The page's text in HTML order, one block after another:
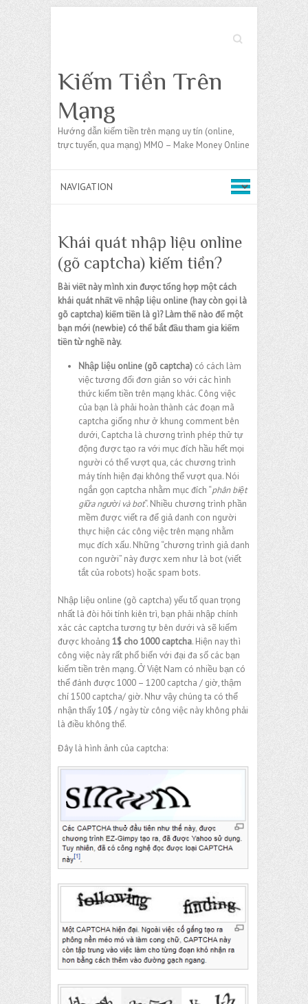
Search
Kiếm Tiền Trên
Mạng
Hướng dẫn kiếm tiền trên mạng uy tín (online,
trực tuyến, qua mạng) MMO – Make Money Online
Khái quát nhập liệu online
(gõ captcha) kiếm tiền?
Bài viết này mình xin được tổng hợp một cách
khái quát nhất về nhập liệu online (hay còn gọi là
gõ captcha) kiếm tiền là gì? Làm thế nào để một
bạn mới (newbie) có thể bắt đầu tham gia kiếm
tiền từ nghề này.
Nhập liệu online (gõ captcha) có cách làm
việc tương đối đơn giản so với các hình
thức kiếm tiền trên mạng khác. Công việc
của bạn là phải hoàn thành các đoạn mã
captcha giống như ở khung comment bên
dưới, Captcha là chương trình phép thử tự
động được tạo ra với mục đích hầu hết mọi
người có thể vượt qua, các chương trình
máy tính hiện đại không thể vượt qua. Nói
ngắn gọn captcha nhằm mục đích “phân biệt
giữa người và bot“. Nhiều chương trình phần
mềm được viết ra để giả danh con người
thực hiện các công việc trên mạng nhằm
mục đích xấu. Những “chương trình giả danh
con người” này được xem như là bot (viết
tắt của robots) hoặc spam bots.
Nhập liệu online (gõ captcha) yếu tố quan trọng
nhất là đòi hỏi tính kiên trì, bạn phải nhập chính
xác các captcha tương tự bên dưới và sẽ kiếm
được khoảng 1$ cho 1000 captcha. Hiện nay thì
công việc này rất phổ biến với đại đa số các bạn
kiếm tiền trên mạng. Ở Việt Nam có nhiều bạn có
thể đánh được 1000 – 1200 captcha / giờ, thậm
chí 1500 captcha/ giờ. Như vậy chúng ta có thể
nhận thấy 10$ / ngày từ công việc này không phải
là điều không thể.
Đây là hình ảnh của captcha: